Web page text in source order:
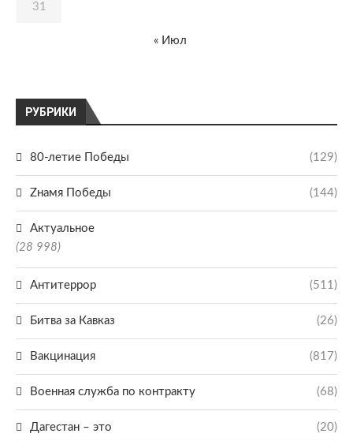
РУБРИКИ
80-летие Победы (129)
Zнамя Победы (144)
Актуальное
(28 998)
Антитеррор (511)
Битва за Кавказ (26)
Вакцинация (817)
Военная служба по контракту (68)
Дагестан – это (20)
31
« Июл